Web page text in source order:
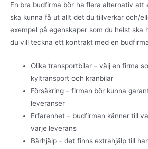
En bra budfirma bör ha flera alternativ att
ska kunna få ut allt det du tillverkar och/
exempel på egenskaper som du helst ska
du vill teckna ett kontrakt med en
Olika transportbilar – välj en firma
kyltransport och kranbilar
Försäkring – firman bör kunna
leveranser
Erfarenhet – budfirman känner till
varje leverans
Bärhjälp – det finns extrahjälp till